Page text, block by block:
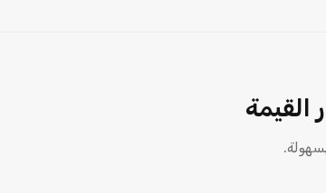
القيمة